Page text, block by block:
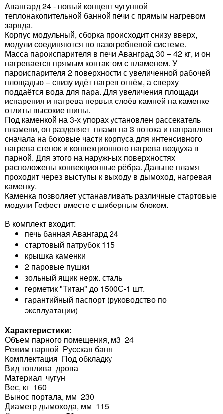
Авангард 24 - новый концепт чугунной
теплонакопительной банной печи с прямым нагревом
заряда.
Корпус модульный, сборка происходит снизу вверх,
модули соединяются по пазогребневой системе.
Масса пароиспарителя в печи Аванград 30 – 42 кг, и он
нагревается прямым контактом с пламенем. У
пароиспарителя 2 поверхности с увеличенной рабочей
площадью – снизу идёт нагрев огнём, а сверху
поддаётся вода для пара. Для увеличения площади
испарения и нагрева первых слоёв камней на каменке
отлиты высокие шипы.
Под каменкой на 3-х упорах установлен рассекатель
пламени, он разделяет пламя на 3 потока и направляет
сначала на боковые части корпуса для интенсивного
нагрева стенок и конвекционного нагрева воздуха в
парной. Для этого на наружных поверхностях
расположены конвекционные рёбра. Дальше пламя
проходит через выступы к выходу в дымоход, нагревая
каменку.
Каменка позволяет устанавливать различные стартовые
модули Гефест вместе с шиберным блоком.
В комплект входит:
печь банная Авангард 24
стартовый патрубок 115
крышка каменки
2 паровые пушки
зольный ящик нерж. сталь
герметик "Титан" до 1500С-1 шт.
гарантийный паспорт (руководство по
эксплуатации)
Характеристики:
Объем парного помещения, м3 24
Режим парной Русская баня
Комплектация Под обкладку
Вид топлива дрова
Материал чугун
Вес, кг 160
Вынос портала, мм 230
Диаметр дымохода, мм 115